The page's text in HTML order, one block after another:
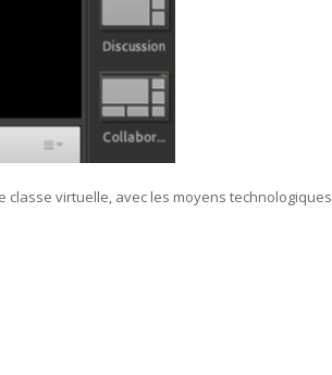
classe virtuelle, avec les moyens technologiques